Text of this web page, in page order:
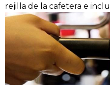
rejilla de la cafetera e